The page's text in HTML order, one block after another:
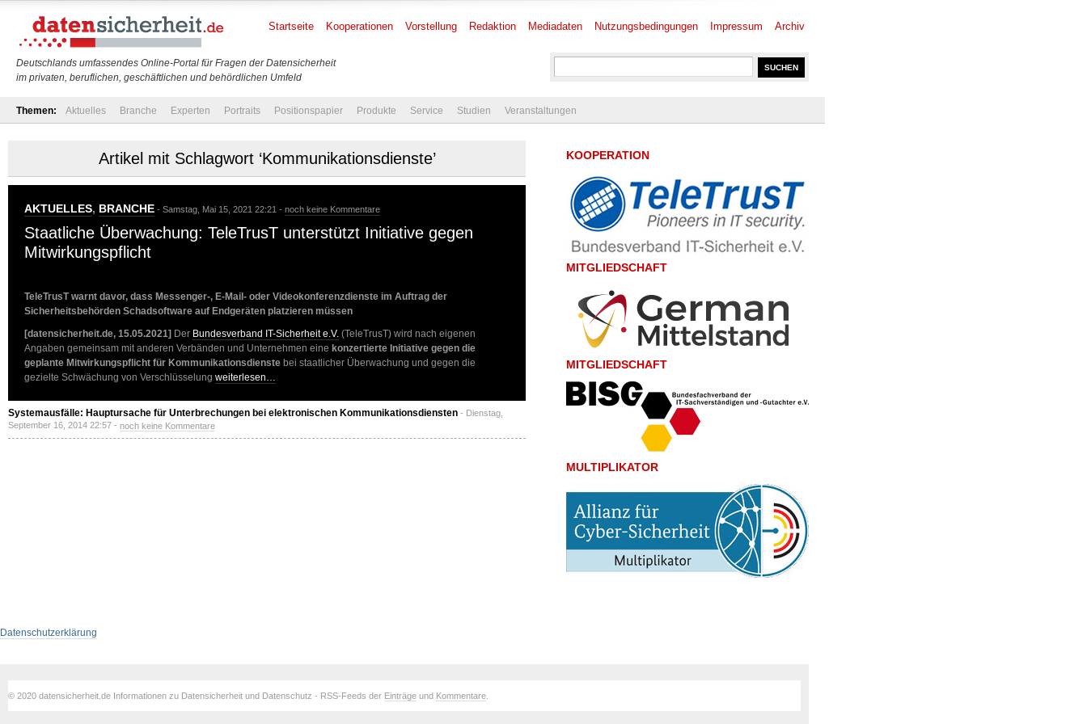
Deutschlands umfassendes Online-Portal für Fragen der Datensicherheit
im privaten, beruflichen, geschäftlichen und behördlichen Umfeld
Startseite Kooperationen Vorstellung Redaktion Mediadaten Nutzungsbedingungen Impressum Archiv
Themen: Aktuelles Branche Experten Portraits Positionspapier Produkte Service Studien Veranstaltungen
Artikel mit Schlagwort ‘Kommunikationsdienste’
AKTUELLES, BRANCHE - Samstag, Mai 15, 2021 22:21 - noch keine Kommentare
Staatliche Überwachung: TeleTrusT unterstützt Initiative gegen
Mitwirkungspflicht
TeleTrusT warnt davor, dass Messenger-, E-Mail- oder Videokonferenzdienste im Auftrag der
Sicherheitsbehörden Schadsoftware auf Endgeräten platzieren müssen
[datensicherheit.de, 15.05.2021] Der Bundesverband IT-Sicherheit e.V. (TeleTrusT) wird nach eigenen
Angaben gemeinsam mit anderen Verbänden und Unternehmen eine konzertierte Initiative gegen die
geplante Mitwirkungspflicht für Kommunikationsdienste bei staatlicher Überwachung und gegen die
gezielte Schwächung von Verschlüsselung weiterlesen…
Systemausfälle: Hauptursache für Unterbrechungen bei elektronischen Kommunikationsdiensten - Dienstag,
September 16, 2014 22:57 - noch keine Kommentare
KOOPERATION
MITGLIEDSCHAFT
MITGLIEDSCHAFT
MULTIPLIKATOR
Datenschutzerklärung
© 2020 datensicherheit.de Informationen zu Datensicherheit und Datenschutz - RSS-Feeds der Einträge und Kommentare